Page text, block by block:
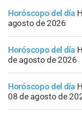
Horóscopo del día
agosto de 2026
Horóscopo del día
de agosto de 2026
Horóscopo del día
08 de agosto de